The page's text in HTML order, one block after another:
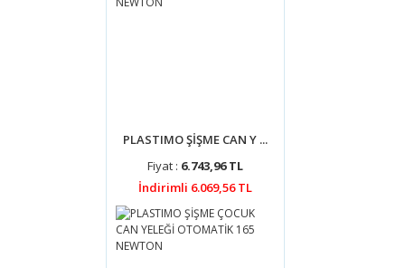
PLASTIMO ŞİŞME CAN Y ...
Fiyat : 6.743,96 TL
İndirimli 6.069,56 TL